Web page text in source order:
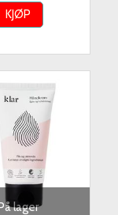
KJØP
lager